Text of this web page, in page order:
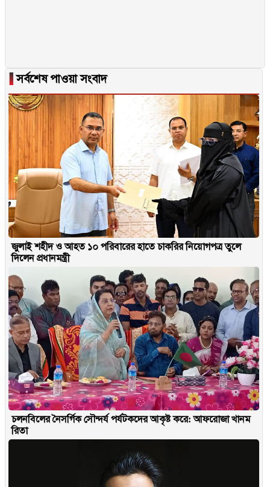
▐সর্বশেষ পাওয়া সংবাদ
জুলাই শহীদ ও আহত ১০ পরিবারের হাতে চাকরির নিয়োগপত্র তুলে
দিলেন প্রধানমন্ত্রী
চলনবিলের নৈসর্গিক সৌন্দর্য পর্যটকদের আকৃষ্ট করে: আফরোজা খানম
রিতা